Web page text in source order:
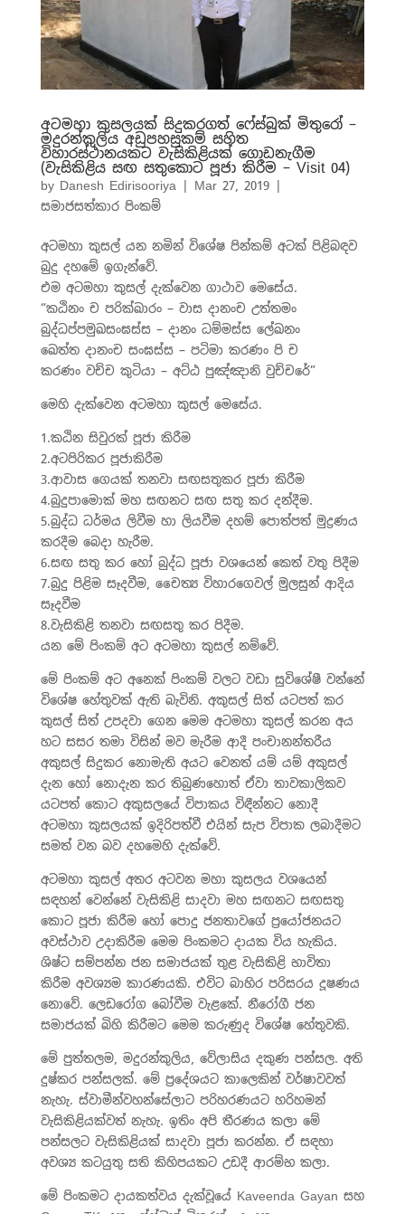
අටමහා කුසලයක් සිදුකරගත් ෆේස්බුක් මිතුරෝ –
මදුරන්කුලිය අඩුපහසුකම් සහිත
විහාරස්ථානයකට වැසිකිළියක් ගොඩනැගීම
(වැසිකිළිය සඟ සතුකොට පූජා කිරීම – Visit 04)
by Danesh Edirisooriya| Mar 27, 2019|
සමාජසත්කාර පිංකම්
අටමහා කුසල් යන නමින් විශේෂ පින්කම් අටක් පිළිබඳව
බුදු දහමේ ඉගැන්වේ.
එම අටමහා කුසල් දැක්වෙන ගාථාව මෙසේය.
“කඨිනං ච පරික්ඛාරං – වාස දානංච උත්තමං
බුද්ධප්පමුඛසංඝස්ස – දානං ධම්මස්ස ලේඛනං
ඛෙත්ත දානංච සංඝස්ස – පටිමා කරණං පි ච
කරණං වච්ච කුටියා – අට්ඨ පුඤ්ඤානි වුච්චරේ”
මෙහි දැක්වෙන අටමහා කුසල් මෙසේය.
1.කඨින සිවුරක් පූජා කිරීම
2.අටපිරිකර පූජාකිරීම
3.ආවාස ගෙයක් තනවා සඟසතුකර පූජා කිරීම
4.බුදුපාමොක් මහ සඟනට සඟ සතු කර දන්දීම.
5.බුද්ධ ධර්මය ලිවීම හා ලියවීම දහම් පොත්පත් මුද්‍රණය
කරදීම බෙදා හැරීම.
6.සඟ සතු කර හෝ බුද්ධ පූජා වශයෙන් කෙත් වතු පිදීම
7.බුදු පිළිම සෑදවීම, චෛත්‍ය විහාරගෙවල් මුලසුන් ආදිය
සෑදවීම
8.වැසිකිළි තනවා සඟසතු කර පිදීම.
යන මේ පිංකම් අට අටමහා කුසල් නම්වේ.
මේ පිංකම් අට අනෙක් පිංකම් වලට වඩා සුවිශේෂී වන්නේ
විශේෂ හේතුවක් ඇති බැවිනි. අකුසල් සිත් යටපත් කර
කුසල් සිත් උපදවා ගෙන මෙම අටමහා කුසල් කරන අය
හට සසර තමා විසින් මව මැරීම ආදී පංචානන්තරීය
අකුසල් සිදුකර නොමැති අයට වෙනත් යම් යම් අකුසල්
දැන හෝ නොදැන කර තිබුණහොත් ඒවා තාවකාලිකව
යටපත් කොට අකුසලයේ විපාකය විඳීන්නට නොදී
අටමහා කුසලයක් ඉදිරිපත්වී එයින් සැප විපාක ලබාදීමට
සමත් වන බව දහමෙහි දැක්වේ.
අටමහා කුසල් අතර අටවන මහා කුසලය වශයෙන්
සඳහන් වෙන්නේ වැසිකිළි සාදවා මහ සඟනට සඟසතු
කොට පූජා කිරීම හෝ පොදු ජනතාවගේ ප්‍රයෝජනයට
අවස්ථාව උදාකිරීම මෙම පිංකමට දායක විය හැකිය.
ශිෂ්ට සම්පන්න ජන සමාජයක් තුළ වැසිකිළි භාවිතා
කිරීම අවශ්‍යම කාරණයකි. එවිට බාහිර පරිසරය දූෂණය
නොවේ. ලෙඩරෝග බෝවීම වැළකේ. නීරෝගී ජන
සමාජයක් බිහි කිරීමට මෙම කරුණුද විශේෂ හේතුවකි.
මේ පුත්තලම, මදුරන්කුලිය, වේලාසිය දකුණ පන්සල. අති
දුෂ්කර පන්සලක්. මේ ප්‍රදේශයට කාලෙකින් වර්ෂාවවත්
නැහැ. ස්වාමීන්වහන්සේලාට පරිහරණයට හරිහමන්
වැසිකිළියක්වත් නැහැ. ඉතිං අපි තීරණය කලා මේ
පන්සලට වැසිකිළියක් සාදවා පූජා කරන්න. ඒ සඳහා
අවශ්‍ය කටයුතු සති කිහිපයකට උඩදී ආරම්භ කලා.
මේ පිංකමට දායකත්වය දැක්වූයේ Kaveenda Gayan සහ